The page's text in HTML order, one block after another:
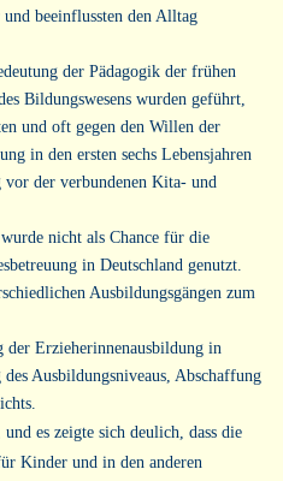
beeinflussten den Alltag
der Pädagogik der frühen
Bildungswesens wurden geführt,
und oft gegen den Willen der
in den ersten sechs Lebensjahren
der verbundenen Kita- und
nicht als Chance für die
in Deutschland genutzt.
Ausbildungsgängen zum
Erzieherinnenausbildung in
Ausbildungsniveaus, Abschaffung
es zeigte sich deulich, dass die
Kinder und in den anderen